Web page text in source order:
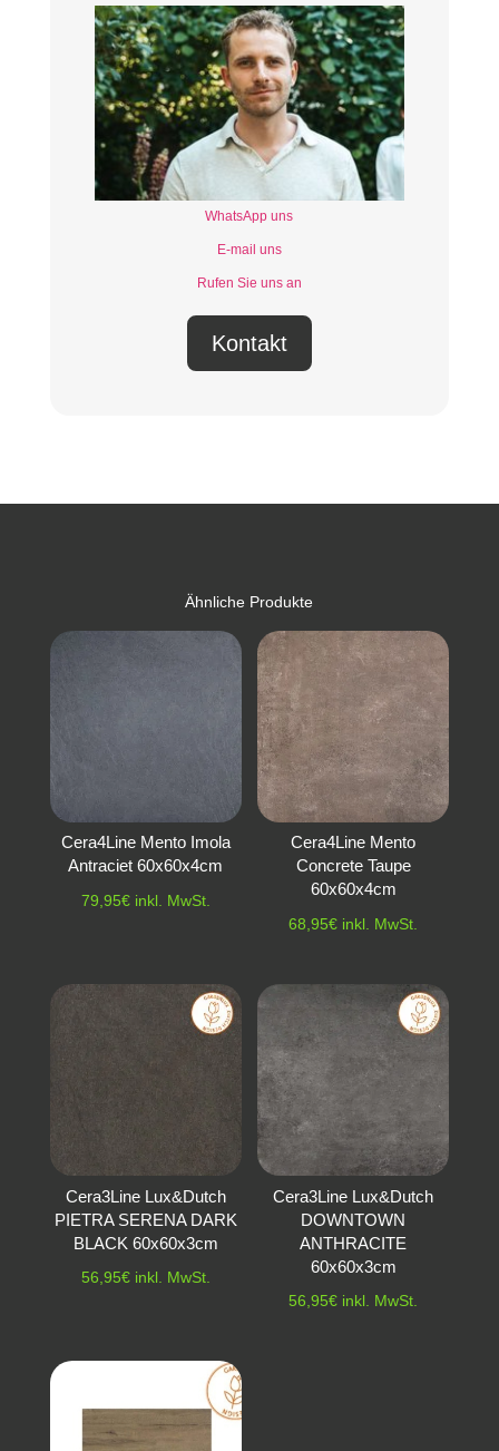
WhatsApp uns
E-mail uns
Rufen Sie uns an
Kontakt
Ähnliche Produkte
Cera4Line Mento Imola
Antraciet 60x60x4cm
79,95€ inkl. MwSt.
Cera4Line Mento
Concrete Taupe
60x60x4cm
68,95€ inkl. MwSt.
Cera3Line Lux&Dutch
PIETRA SERENA DARK
BLACK 60x60x3cm
56,95€ inkl. MwSt.
Cera3Line Lux&Dutch
DOWNTOWN
ANTHRACITE
60x60x3cm
56,95€ inkl. MwSt.